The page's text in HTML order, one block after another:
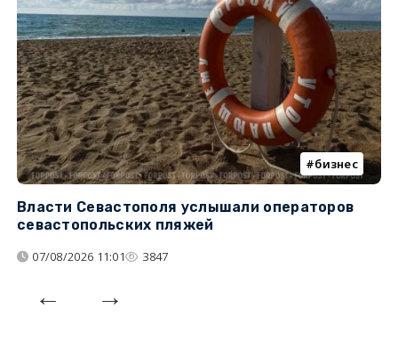
бизнес
Власти Севастополя услышали операторов
севастопольских пляжей
07/08/2026 11:01 3847